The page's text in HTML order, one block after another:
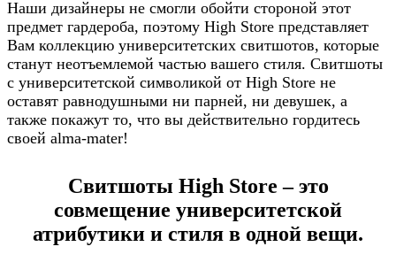
Наши дизайнеры не смогли обойти стороной этот
предмет гардероба, поэтому High Store представляет
Вам коллекцию университетских свитшотов, которые
станут неотъемлемой частью вашего стиля. Свитшоты
с университетской символикой от High Store не
оставят равнодушными ни парней, ни девушек, а
также покажут то, что вы действительно гордитесь
своей alma-mater!
Свитшоты High Store – это
совмещение университетской
атрибутики и стиля в одной вещи.